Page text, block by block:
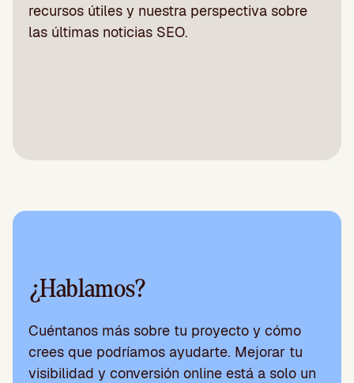
recursos útiles y nuestra perspectiva sobre
las últimas noticias SEO.
¿Hablamos?
Cuéntanos más sobre tu proyecto y cómo
crees que podríamos ayudarte. Mejorar tu
visibilidad y conversión online está a solo un